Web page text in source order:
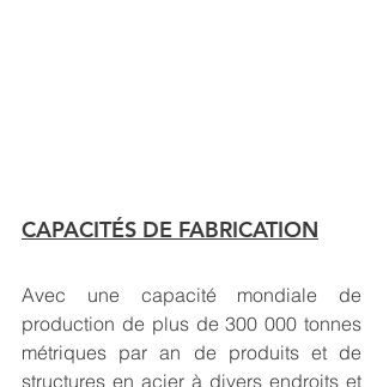
CAPACITÉS DE FABRICATION
Avec une capacité mondiale de
production de plus de 300 000 tonnes
métriques par an de produits et de
structures en acier à divers endroits et